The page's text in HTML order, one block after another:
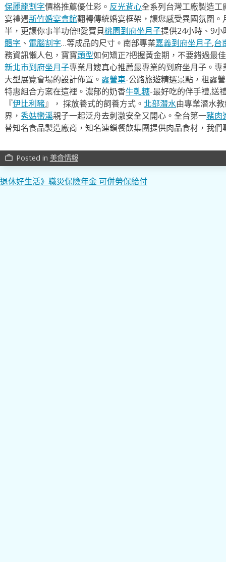
保麗龍割字價格推薦優仕彩。 反光背心全系列台灣工廠製造
宴禮遇新竹婚宴會館翻轉傳統婚宴框架，讓您感受異國氛圍。
半，更讓你事半功倍!!愛寶貝桃園到府坐月子提供24小時、9
體字 、 電腦割字…等成品的尺寸。南部專業嘉義到府坐月子,台
務資訊懶人包，寶寶頭型如何矯正?把握黃金期，不要錯過最
新北市到府坐月子專業月嫂真心推薦最專業的到府坐月子。專
大型展覽會場的設計佈置。 露營車-公路旅遊精選景點，租露
特惠組合方案在這裡。濃郁的奶香牛軋糖-最好吃的伴手禮,送
『伊比利豬』， 採放養式的飼養方式。 北部潛水由專業潛水
界， 秀姑巒溪親子一起泛舟去​刺激安全又開心。全台第一豬肉
替知名食品製造廠商，知名連鎖餐飲集團提供肉品食材，我
work_outline Posted in 美食情報
文
退休好生活》職災保險年金 可併勞保給付